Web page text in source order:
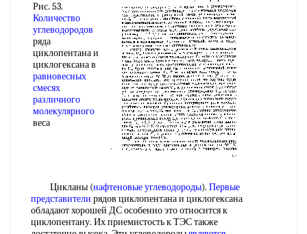
Рис. 53.
Количество
углеводородов
ряда
циклопентана и
циклогексана в
равновесных
смесях
различного
молекулярного
веса
Цикланы (нафтеновые углеводороды). Первые
представители рядов циклопентана и циклогексана
обладают хорошей ДС особенно это относится к
циклопентану. Их приемистость к ТЭС также